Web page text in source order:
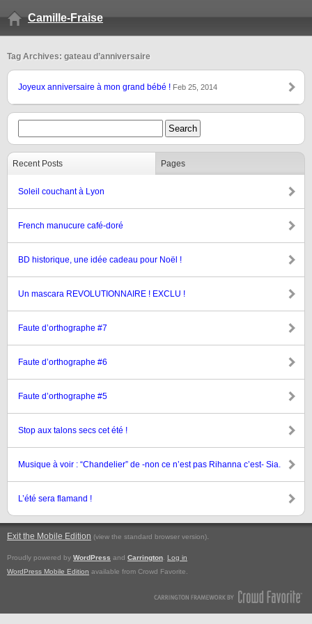
Camille-Fraise
Tag Archives: gateau d’anniversaire
Joyeux anniversaire à mon grand bébé ! Feb 25, 2014
Recent Posts Pages
Soleil couchant à Lyon
French manucure café-doré
BD historique, une idée cadeau pour Noël !
Un mascara REVOLUTIONNAIRE ! EXCLU !
Faute d’orthographe #7
Faute d’orthographe #6
Faute d’orthographe #5
Stop aux talons secs cet été !
Musique à voir : “Chandelier” de -non ce n’est pas Rihanna c’est- Sia.
L’été sera flamand !
Exit the Mobile Edition (view the standard browser version).
Proudly powered by WordPress and Carrington
Log in
WordPress Mobile Edition available from Crowd Favorite.